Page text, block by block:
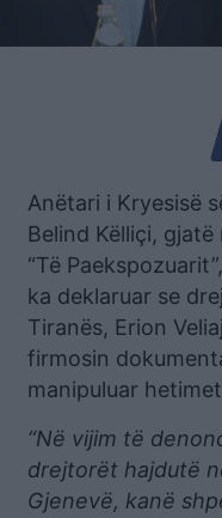
Anëtari i Kryesisë
Belind Këlliçi,
“Të
ka deklaruar se
Tiranës, Erion
firmosin
manipuluar
“Në vijim të
drejtorët hajdutë
Gjenevë, kanë